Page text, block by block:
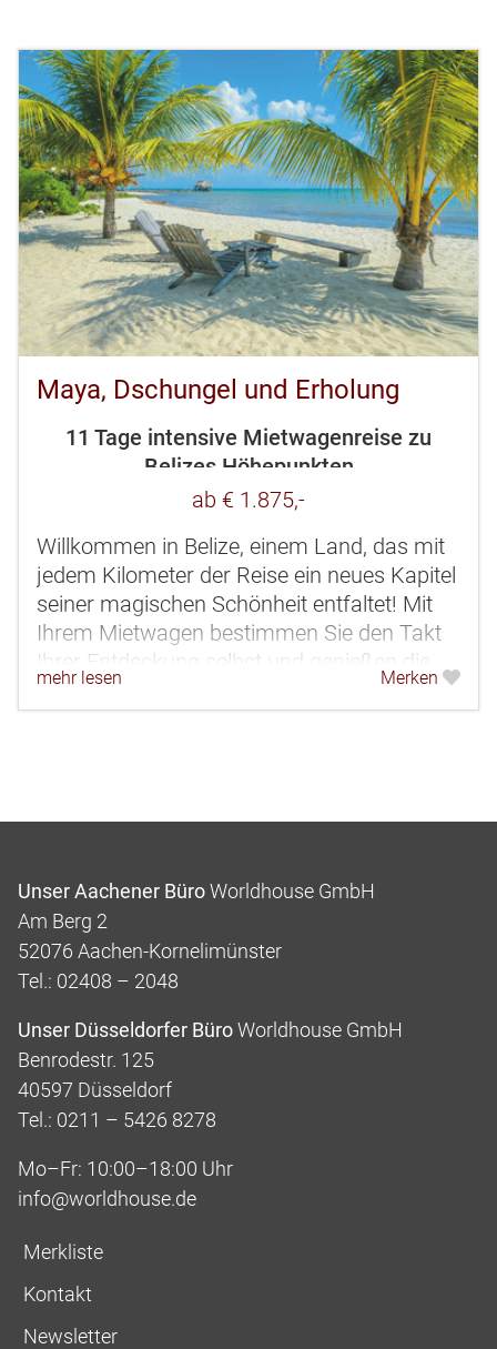
Maya, Dschungel und Erholung
11 Tage intensive Mietwagenreise zu
Belizes Höhepunkten
ab € 1.875,-
Willkommen in Belize, einem Land, das mit
jedem Kilometer der Reise ein neues Kapitel
seiner magischen Schönheit entfaltet! Mit
Ihrem Mietwagen bestimmen Sie den Takt
Ihrer Entdeckung selbst und genießen die
Freiheit einer selbst...
mehr lesen Merken
Unser Aachener BüroWorldhouse GmbH
Am Berg 2
52076 Aachen-Kornelimünster
Tel.: 02408 – 2048
Unser Düsseldorfer BüroWorldhouse GmbH
Benrodestr. 125
40597 Düsseldorf
Tel.: 0211 – 5426 8278
Mo–Fr: 10:00–18:00 Uhr
info@worldhouse.de
Merkliste
Kontakt
Newsletter